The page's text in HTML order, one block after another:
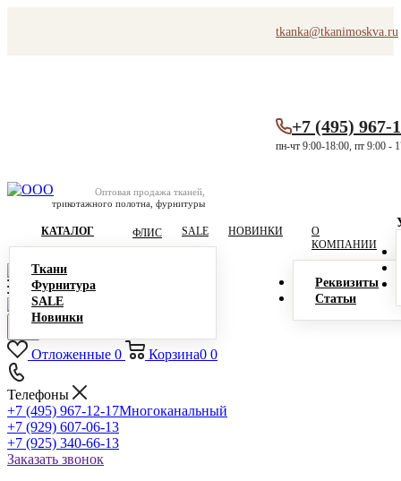
tkanka@tkanimoskva.ru
Оптовая продажа тканей,
трикотажного полотна, фурнитуры
+7 (495) 967-
пн-чт 9:00-18:00, пт 9:00 -
КАТАЛОГ
Ткани
Фурнитура
SALE
Новинки
ФЛИС SALE НОВИНКИ
О
КОМПАНИИ
Реквизиты
Статьи
Отложенные 0 Корзина0 0
Телефоны
+7 (495) 967-12-17Многоканальный
+7 (929) 607-06-13
+7 (925) 340-66-13
Заказать звонок